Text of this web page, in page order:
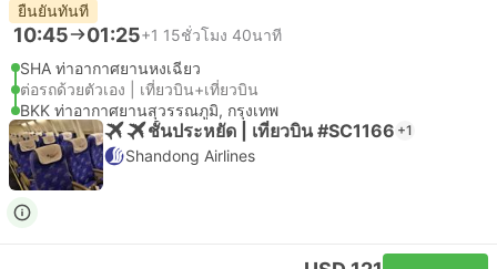
ยืนยันทันที
10:45 01:25+1 15ชั่วโมง 40นาที
SHA ท่าอากาศยานหงเฉียว
ต่อรถด้วยตัวเอง | เที่ยวบิน+เที่ยวบิน
BKK ท่าอากาศยานสุวรรณภูมิ, กรุงเทพ
ชั้นประหยัด | เที่ยวบิน #SC1166 +1
Shandong Airlines